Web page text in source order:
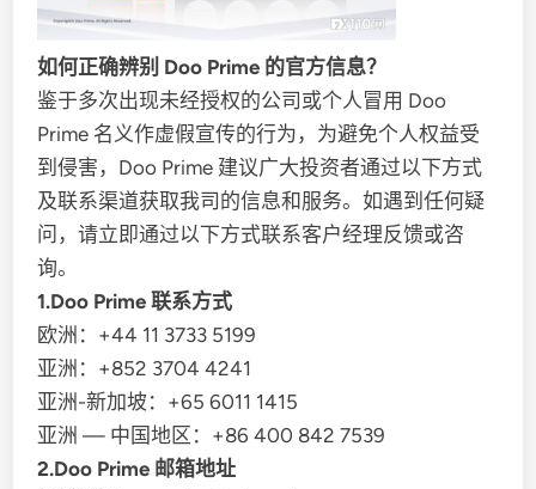
如何正确辨别 Doo Prime 的官方信息？
鉴于多次出现未经授权的公司或个人冒用 Doo
Prime 名义作虚假宣传的行为，为避免个人权益受
到侵害，Doo Prime 建议广大投资者通过以下方式
及联系渠道获取我司的信息和服务。如遇到任何疑
问，请立即通过以下方式联系客户经理反馈或咨
询。
1.Doo Prime 联系方式
欧洲：+44 11 3733 5199
亚洲：+852 3704 4241
亚洲-新加坡：+65 6011 1415
亚洲 — 中国地区：+86 400 842 7539
2.Doo Prime 邮箱地址